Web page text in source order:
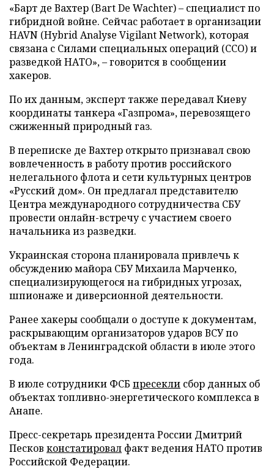
«Барт де Вахтер (Bart De Wachter) – специалист по
гибридной войне. Сейчас работает в организации
HAVN (Hybrid Analyse Vigilant Network), которая
связана с Силами специальных операций (ССО) и
разведкой НАТО», – говорится в сообщении
хакеров.
По их данным, эксперт также передавал Киеву
координаты танкера «Газпрома», перевозящего
сжиженный природный газ.
В переписке де Вахтер открыто признавал свою
вовлеченность в работу против российского
нелегального флота и сети культурных центров
«Русский дом». Он предлагал представителю
Центра международного сотрудничества СБУ
провести онлайн-встречу с участием своего
начальника из разведки.
Украинская сторона планировала привлечь к
обсуждению майора СБУ Михаила Марченко,
специализирующегося на гибридных угрозах,
шпионаже и диверсионной деятельности.
Ранее хакеры сообщали о доступе к документам,
раскрывающим организаторов ударов ВСУ по
объектам в Ленинградской области в июле этого
года.
В июле сотрудники ФСБ пресекли сбор данных об
объектах топливно-энергетического комплекса в
Анапе.
Пресс-секретарь президента России Дмитрий
Песков констатировал факт ведения НАТО против
Российской Федерации.